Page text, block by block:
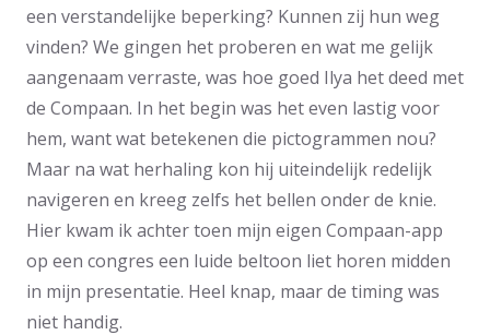
een verstandelijke beperking? Kunnen zij hun weg
vinden? We gingen het proberen en wat me gelijk
aangenaam verraste, was hoe goed Ilya het deed met
de Compaan. In het begin was het even lastig voor
hem, want wat betekenen die pictogrammen nou?
Maar na wat herhaling kon hij uiteindelijk redelijk
navigeren en kreeg zelfs het bellen onder de knie.
Hier kwam ik achter toen mijn eigen Compaan-app
op een congres een luide beltoon liet horen midden
in mijn presentatie. Heel knap, maar de timing was
niet handig.